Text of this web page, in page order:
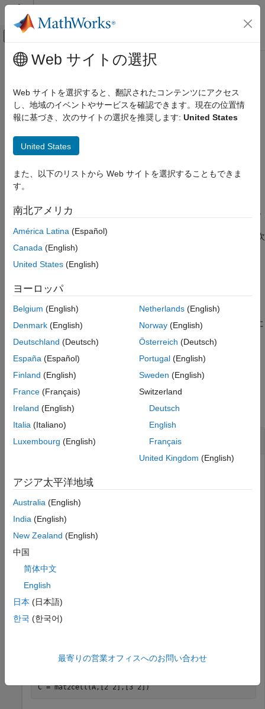
コンテンツへスキップ
オフキャンバス ナビゲーション メ
ドキュメンテーションのホーム
言語の基礎
データ型
MATLAB
データ型
データ型の変換
mat2cell
項目一覧
構文
説明
入力引数
メインコンテンツ
mat2cell
配列の、cell 内にサブ配列を含む cell 配列への変換
構文
C = mat2cell(A,rowDist)
説明
C = mat2cell(
を小さな配
dim1Dist,...dimNDistは、
の行と列を (可能な場合は) より高次
元に分割する方法を指定します。
るサイズにすることもできます。
例
C = mat2cell(A, は、配列Aをn行 1 列の cell 配列
に
rowDist
例
例
すべて折りたたむ
配列を分割しサブ配列を cell 配列で返す
5 行 4 列の数値配列を作成します。
A = reshape(1:20,5,4)'
     1     2     3     4     5
     6     7     8     9    10
    16    17    18    19    20
列に分割します。このサブ配列を cell 配列で返します。
C = mat2cell(A,[2 2],[3 2])
Web サイトの選択
Web サイトを選択すると、翻訳されたコンテンツにアクセス
し、地域のイベントやサービスを確認できます。現在の位置情
報に基づき、次のサイトの選択を推奨します: United States
United States
また、以下のリストから Web サイトを選択することもできま
す。
南北アメリカ
América Latina (Español)
Canada (English)
United States (English)
ヨーロッパ
Belgium (English)
Denmark (English)
Deutschland (Deutsch)
España (Español)
Finland (English)
France (Français)
Ireland (English)
Italia (Italiano)
Luxembourg (English)
Netherlands(English)
Norway(English)
Österreich (Deutsch)
Portugal(English)
Sweden (English)
Switzerland
Deutsch
English
Français
United Kingdom (English)
アジア太平洋地域
Australia (English)
India (English)
New Zealand (English)
中国
简体中文
English
日本 (日本語)
한국 (한국어)
最寄りの営業オフィスへのお問い合わせ